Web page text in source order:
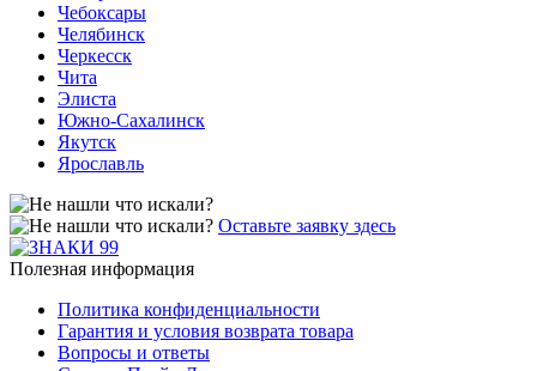
Чебоксары
Челябинск
Черкесск
Чита
Элиста
Южно-Сахалинск
Якутск
Ярославль
Оставьте заявку здесь
Полезная информация
Политика конфиденциальности
Гарантия и условия возврата товара
Вопросы и ответы